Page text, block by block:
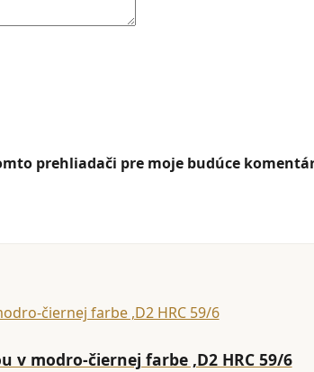
prehliadači pre moje budúce
v modro-čiernej farbe ,D2 HRC 59/6